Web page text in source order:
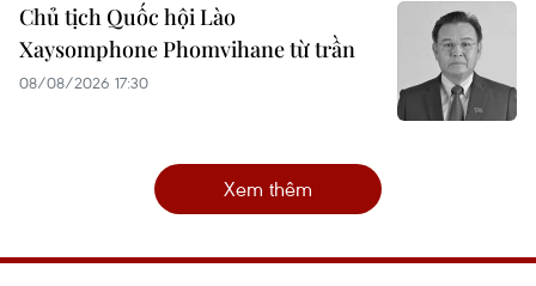
Chủ tịch Quốc hội Lào
Xaysomphone Phomvihane từ trần
08/08/2026 17:30
Xem thêm